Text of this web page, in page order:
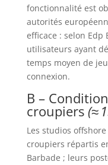
fonctionnalité est
autorités
efficace : selon Edp
utilisateurs ayant
temps moyen de
connexion.
B –
croupiers (≈
Les studios
croupiers répartis
Barbade ; leurs